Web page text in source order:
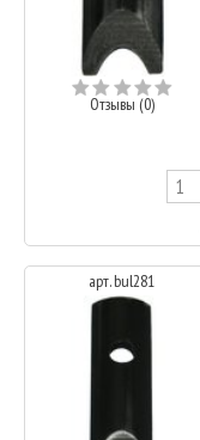
Отзывы (0)
арт. bul281